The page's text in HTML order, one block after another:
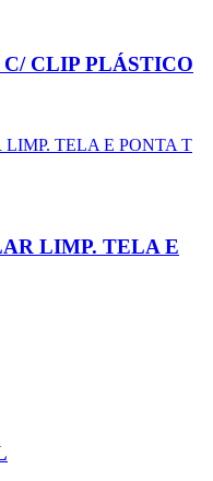
CLIP PLÁSTICO
LIMP. TELA E